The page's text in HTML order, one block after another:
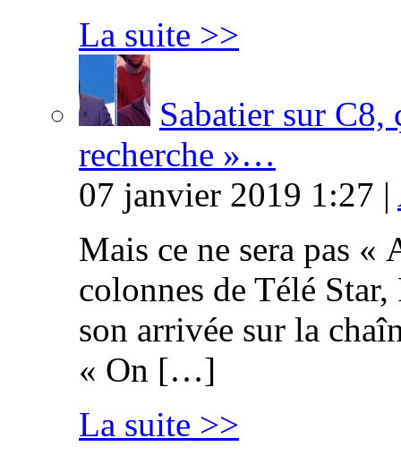
La suite >>
Sabatier sur C8,
recherche »…
07 janvier 2019 1:27 |
Mais ce ne sera pas «
colonnes de Télé
son arrivée sur la
« On […]
La suite >>